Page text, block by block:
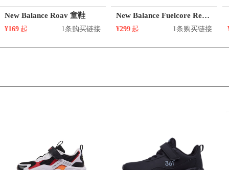
New Balance Roav 童鞋
¥169 起 1条购买链接
New Balance Fuelcore Reveal 童鞋
¥299 起 1条购买链接